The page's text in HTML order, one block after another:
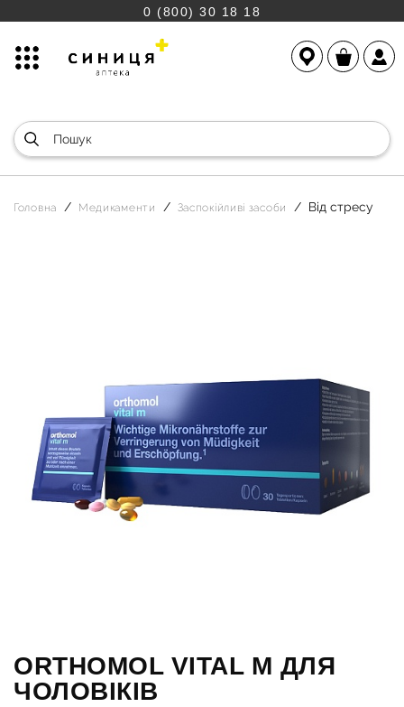
0 (800) 30 18 18
Головна Медикаменти Заспокійливі засоби Від стресу
ORTHOMOL VITAL M ДЛЯ
ЧОЛОВІКІВ